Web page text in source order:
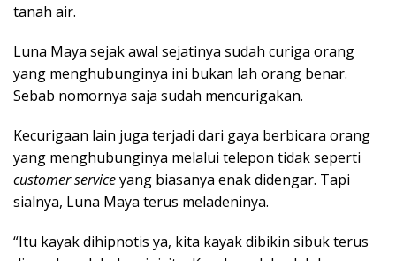
tanah air.
Luna Maya sejak awal sejatinya sudah curiga orang
yang menghubunginya ini bukan lah orang benar.
Sebab nomornya saja sudah mencurigakan.
Kecurigaan lain juga terjadi dari gaya berbicara orang
yang menghubunginya melalui telepon tidak seperti
customer serviceyang biasanya enak didengar. Tapi
sialnya, Luna Maya terus meladeninya.
“Itu kayak dihipnotis ya, kita kayak dibikin sibuk terus